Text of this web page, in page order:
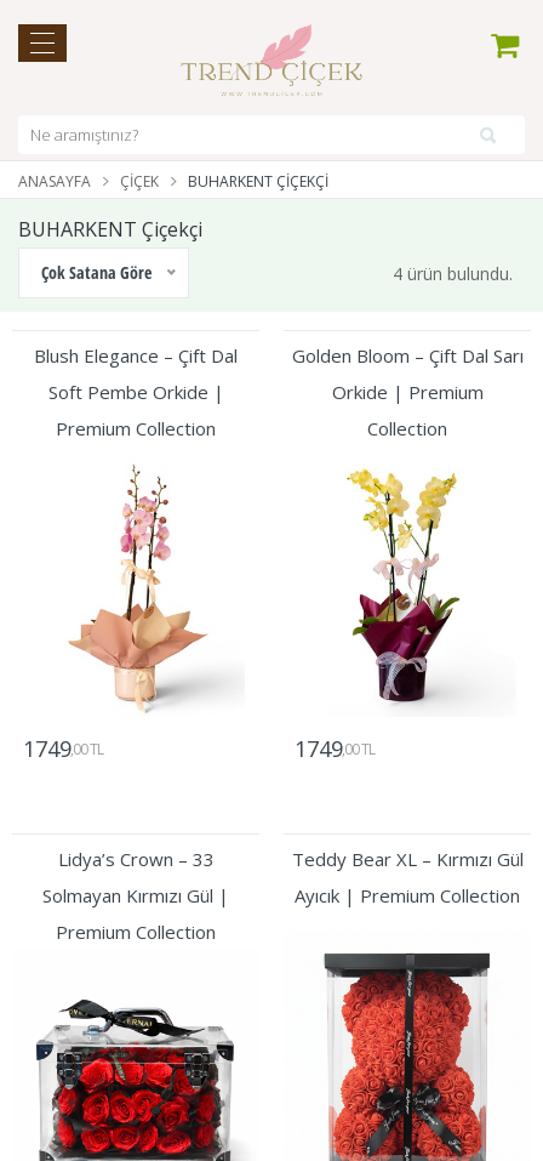
ANASAYFA ÇIÇEK BUHARKENT ÇIÇEKÇI
BUHARKENT Çiçekçi
Çok Satana Göre 4 ürün bulundu.
Blush Elegance – Çift Dal
Soft Pembe Orkide |
Premium Collection
1749,00 TL
Golden Bloom – Çift Dal Sarı
Orkide | Premium
Collection
1749,00 TL
Lidya’s Crown – 33
Solmayan Kırmızı Gül |
Premium Collection
Teddy Bear XL – Kırmızı Gül
Ayıcık | Premium Collection